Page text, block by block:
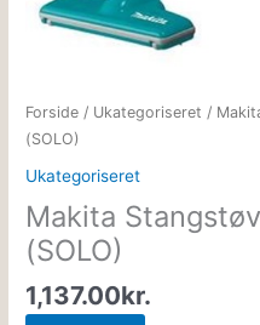
Forside / Ukategoriseret /
(SOLO)
Ukategoriseret
Makita
(SOLO)
1,137.00kr.